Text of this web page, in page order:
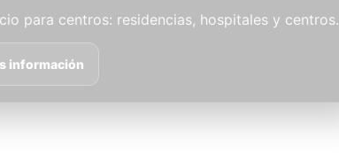
para centros: residencias, hospitales y centros.
información